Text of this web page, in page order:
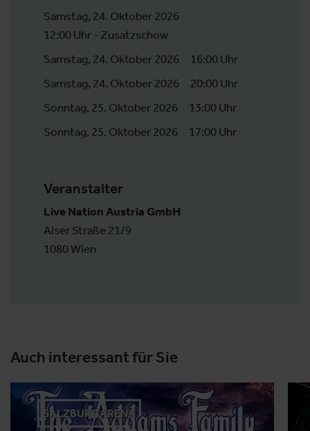
Samstag, 24. Oktober 2026
12:00 Uhr - Zusatzschow
Samstag, 24. Oktober 2026
16:00 Uhr
Samstag, 24. Oktober 2026
20:00 Uhr
Sonntag, 25. Oktober 2026
13:00 Uhr
Sonntag, 25. Oktober 2026
17:00 Uhr
Veranstalter
Live Nation Austria GmbH
Alser Straße 21/9
1080 Wien
Auch interessant für Sie
SALZBURGARENA